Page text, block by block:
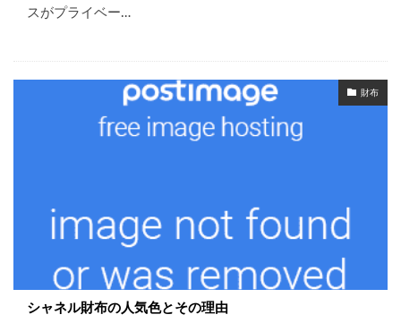
スがプライベー…
財布
シャネル財布の人気色とその理由